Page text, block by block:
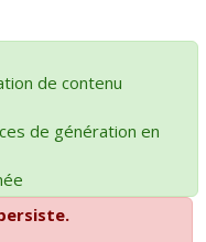
de contenu
de génération en